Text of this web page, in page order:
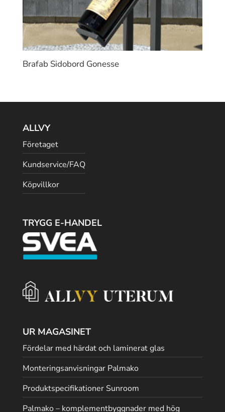
Brafab Sidobord Gonesse
ALLVY
Företaget
Kundservice/FAQ
Köpvillkor
TRYGG E-HANDEL
UR MAGASINET
Fördelar med härdat och laminerat glas
Monteringsanvisningar Palmako
Produktspecifikationer Sunroom
Palmako – komplementbyggnader med hög